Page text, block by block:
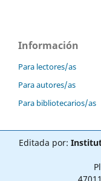
Información
Para lectores/as
Para autores/as
Para bibliotecarios/as
Editada por: